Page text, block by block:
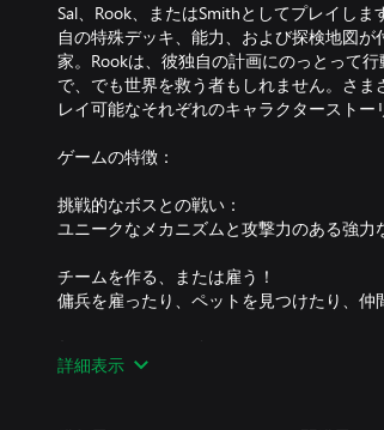
Sal、Rook、またはSmithとしてプレイし
自の特殊デッキ、能力、および探検地図
家。Rookは、彼独自の計画にのっとって
で、でも世界を救う者もしれません。さ
レイ可能なそれぞれのキャラクターストー
ゲームの特徴：
挑戦的なボスとの戦い：
ユニークなメカニズムと攻撃力のある強力
チームを作る、または雇う！
傭兵を雇ったり、ペットを見つけたり、仲
各キャラクターには、独自の交渉デッキと
詳細表示